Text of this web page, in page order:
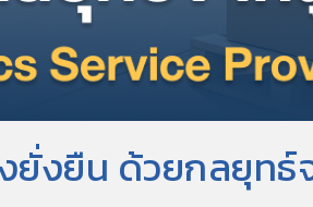
งยืน ด้วยกลยุทธ์